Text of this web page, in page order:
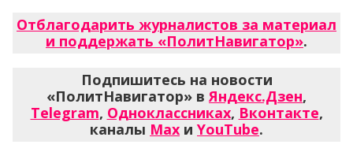
Отблагодарить журналистов за материал
и поддержать «ПолитНавигатор».
Подпишитесь на новости
«ПолитНавигатор» в Яндекс.Дзен,
Telegram, Одноклассниках, Вконтакте,
каналы Max и YouTube.